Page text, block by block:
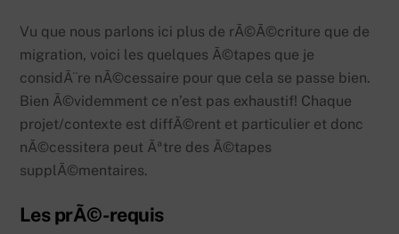
Vu que nous parlons ici plus de rÃ©Ã©criture que de
migration, voici les quelques Ã©tapes que je
considÃ¨re nÃ©cessaire pour que cela se passe bien.
Bien Ã©videmment ce n’est pas exhaustif! Chaque
projet/contexte est diffÃ©rent et particulier et donc
nÃ©cessitera peut Ãªtre des Ã©tapes
supplÃ©mentaires.
Les prÃ©-requis